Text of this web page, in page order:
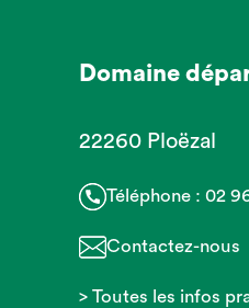
Domaine
22260 Ploëzal
Téléphone : 02
Contactez-nous
> Toutes les infos